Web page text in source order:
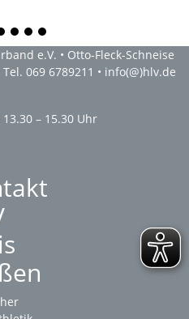
4 5 6
e.V. • Otto-Fleck-Schneise
069 6789211 • info(@)hlv.de
– 15.30 Uhr